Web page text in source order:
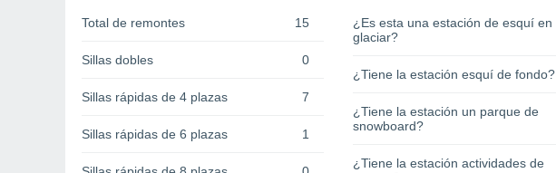
Total de remontes 15
Sillas dobles 0
Sillas rápidas de 4 plazas 7
Sillas rápidas de 6 plazas 1
¿Es esta una estación de esquí en
glaciar?
¿Tiene la estación esquí de fondo?
¿Tiene la estación un parque de
snowboard?
¿Tiene la estación actividades de